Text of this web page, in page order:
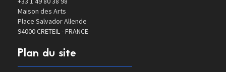
Maison des Arts
Place Salvador Allende
94000 CRETEIL - FRANCE
Plan du site